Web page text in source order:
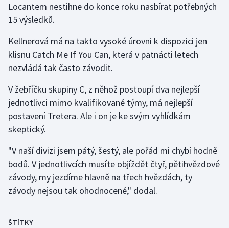
Locantem nestihne do konce roku nasbírat potřebných
15 výsledků.
Kellnerová má na takto vysoké úrovni k dispozici jen
klisnu Catch Me If You Can, která v patnácti letech
nezvládá tak často závodit.
V žebříčku skupiny C, z něhož postoupí dva nejlepší
jednotlivci mimo kvalifikované týmy, má nejlepší
postavení Tretera. Ale i on je ke svým vyhlídkám
skeptický.
"V naší divizi jsem pátý, šestý, ale pořád mi chybí hodně
bodů. V jednotlivcích musíte objíždět čtyř, pětihvězdové
závody, my jezdíme hlavně na třech hvězdách, ty
závody nejsou tak ohodnocené," dodal.
ŠTÍTKY